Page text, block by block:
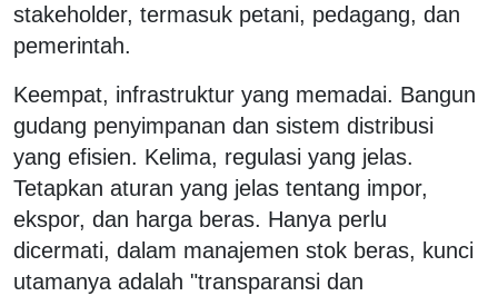
stakeholder, termasuk petani, pedagang, dan
pemerintah.
Keempat, infrastruktur yang memadai. Bangun
gudang penyimpanan dan sistem distribusi
yang efisien. Kelima, regulasi yang jelas.
Tetapkan aturan yang jelas tentang impor,
ekspor, dan harga beras. Hanya perlu
dicermati, dalam manajemen stok beras, kunci
utamanya adalah "transparansi dan